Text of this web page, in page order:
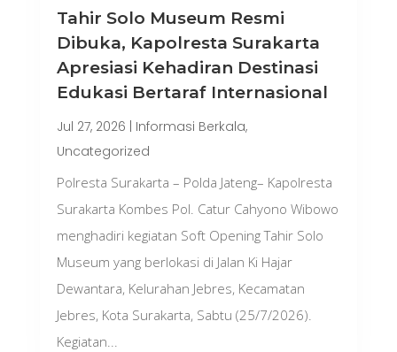
Tahir Solo Museum Resmi
Dibuka, Kapolresta Surakarta
Apresiasi Kehadiran Destinasi
Edukasi Bertaraf Internasional
Jul 27, 2026 Informasi Berkala,
Uncategorized
Polresta Surakarta – Polda Jateng– Kapolresta
Surakarta Kombes Pol. Catur Cahyono Wibowo
menghadiri kegiatan Soft Opening Tahir Solo
Museum yang berlokasi di Jalan Ki Hajar
Dewantara, Kelurahan Jebres, Kecamatan
Jebres, Kota Surakarta, Sabtu (25/7/2026).
Kegiatan...